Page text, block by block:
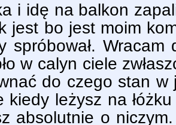
i idę na balkon
jest bo jest moim
spróbował.
w calyn ciele
do czego stan w
kiedy leżysz na
absolutnie o